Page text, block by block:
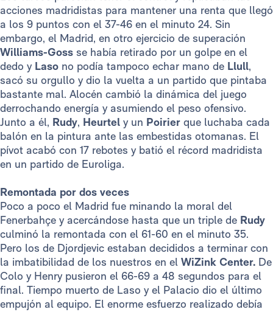
acciones madridistas para mantener una renta que llegó
a los 9 puntos con el 37-46 en el minuto 24. Sin
embargo, el Madrid, en otro ejercicio de superación
Williams-Goss se había retirado por un golpe en el
dedo y Laso no podía tampoco echar mano de Llull,
sacó su orgullo y dio la vuelta a un partido que pintaba
bastante mal. Alocén cambió la dinámica del juego
derrochando energía y asumiendo el peso ofensivo.
Junto a él, Rudy, Heurtel y un Poirier que luchaba cada
balón en la pintura ante las embestidas otomanas. El
pívot acabó con 17 rebotes y batió el récord madridista
en un partido de Euroliga.
Remontada por dos veces
Poco a poco el Madrid fue minando la moral del
Fenerbahçe y acercándose hasta que un triple de Rudy
culminó la remontada con el 61-60 en el minuto 35.
Pero los de Djordjevic estaban decididos a terminar con
la imbatibilidad de los nuestros en el WiZink Center. De
Colo y Henry pusieron el 66-69 a 48 segundos para el
final. Tiempo muerto de Laso y el Palacio dio el último
empujón al equipo. El enorme esfuerzo realizado debía